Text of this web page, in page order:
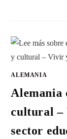
ALEMANIA
Alemania
cultural –
sector